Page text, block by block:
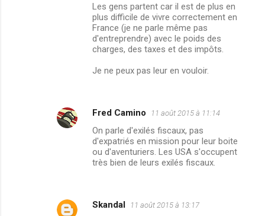
Les gens partent car il est de plus en
plus difficile de vivre correctement en
France (je ne parle même pas
d'entreprendre) avec le poids des
charges, des taxes et des impôts.
Je ne peux pas leur en vouloir.
Fred Camino 11 août 2015 à 11:14
On parle d'exilés fiscaux, pas
d'expatriés en mission pour leur boite
ou d'aventuriers. Les USA s'occupent
très bien de leurs exilés fiscaux.
Skandal 11 août 2015 à 13:17